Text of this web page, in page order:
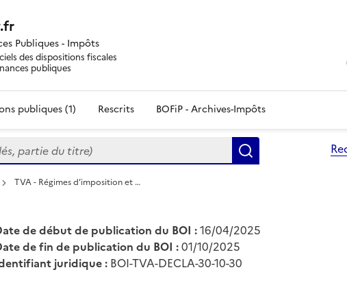
Publiques - Impôts
des dispositions fiscales
publiques
publiques (1) Rescrits BOFiP - Archives-Impôts
partie du titre)
TVA - Régimes d’imposition et …
de début de publication du BOI :16/04/2025
de fin de publication du BOI :01/10/2025
juridique : BOI-TVA-DECLA-30-10-30